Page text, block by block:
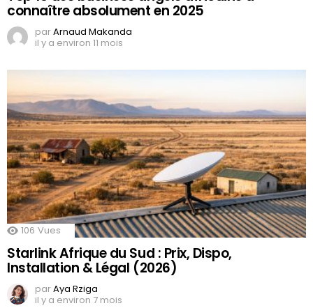
connaître absolument en 2025
parArnaud Makanda
il y a environ 11 mois
106 Vues
Starlink Afrique du Sud : Prix, Dispo,
Installation & Légal (2026)
parAya Rziga
il y a environ 7 mois